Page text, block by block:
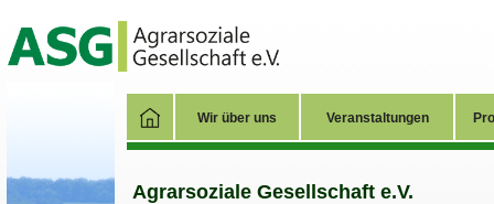
Wir über uns Veranstaltungen
Agrarsoziale Gesellschaft e.V.